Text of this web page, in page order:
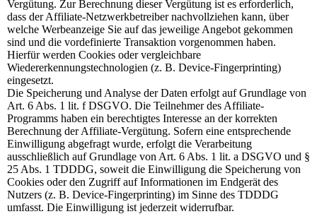
Vergütung. Zur Berechnung dieser Vergütung ist es erforderlich,
dass der Affiliate-Netzwerkbetreiber nachvollziehen kann, über
welche Werbeanzeige Sie auf das jeweilige Angebot gekommen
sind und die vordefinierte Transaktion vorgenommen haben.
Hierfür werden Cookies oder vergleichbare
Wiedererkennungstechnologien (z. B. Device-Fingerprinting)
eingesetzt.
Die Speicherung und Analyse der Daten erfolgt auf Grundlage von
Art. 6 Abs. 1 lit. f DSGVO. Die Teilnehmer des Affiliate-
Programms haben ein berechtigtes Interesse an der korrekten
Berechnung der Affiliate-Vergütung. Sofern eine entsprechende
Einwilligung abgefragt wurde, erfolgt die Verarbeitung
ausschließlich auf Grundlage von Art. 6 Abs. 1 lit. a DSGVO und §
25 Abs. 1 TDDDG, soweit die Einwilligung die Speicherung von
Cookies oder den Zugriff auf Informationen im Endgerät des
Nutzers (z. B. Device-Fingerprinting) im Sinne des TDDDG
umfasst. Die Einwilligung ist jederzeit widerrufbar.